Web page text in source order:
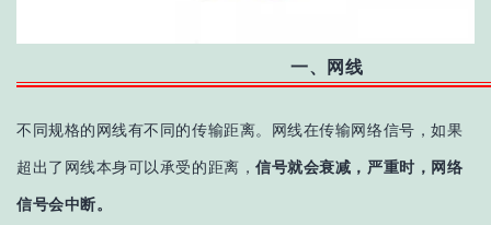
一、网线
不同规格的网线有不同的传输距离。网线在传输网络信号，如果
超出了网线本身可以承受的距离，信号就会衰减，严重时，网络
信号会中断。